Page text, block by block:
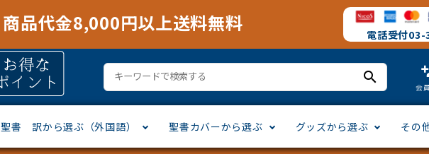
商品代金8,000円以上送料無料 電話受付
search
会
聖書 訳から選ぶ（外国語） 聖書カバーから選ぶ グッズから選ぶ その